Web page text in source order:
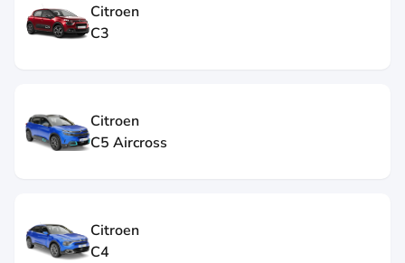
Citroen
C3
Citroen
C5 Aircross
Citroen
C4